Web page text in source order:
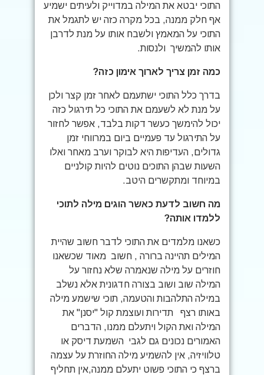
התוכי יבטא את המילה במדוייק ולעיתים ישמיע
אף חלק ממנה, בכל מקרה כזה יש לתגמל את
התוכי על המאמץ ולשבח אותו על מנת לדרבן
אותו להמשיך ולנסות.
כמה זמן צריך לארוך אימון כזה?
בדרך כלל התוכי ישתעמם לאחר זמן קצר ולכן
על מנת לא לשעמם את התוכי כל תירגול כזה
יכול להימשך כעשר דקות בלבד, אפשר לחזור
על התירגול עד פעמיים ביום במרווחי זמן
גדולים, העדיפות היא לבוקר וערב מאחר ואלו
השעות שבהן התוכים נוטים להיות קולניים
במיוחד ומתקשרים היטב.
מה חשוב לדעת כאשר הוגים מילה לתוכי
ללמדו אותה?
כשאנו מלמדים את התוכי לדבר חשוב שהיית
המילים תהיינה ברורה , חשוב מאוד שכשאנו
חוזרים על מילה שנאמרה שלא נחזור על
המילה שוב ושוב בצורה חדגונית אלא נשלב
במילה התלהבות והטעמה, תוכי שישמע מילה
באותו רצף תדירות ועוצמת קול "יסנן" את
המילה ואת הקול ויתעלם ממנו, הדברים
האמורים נכונים גם לגבי השמעת דיסק או
טלוויזיה, אין להשמיע מילה החוזרת על עצמה
ברצף כי התוכי פשוט יתעלם ממנה,אין תחליף